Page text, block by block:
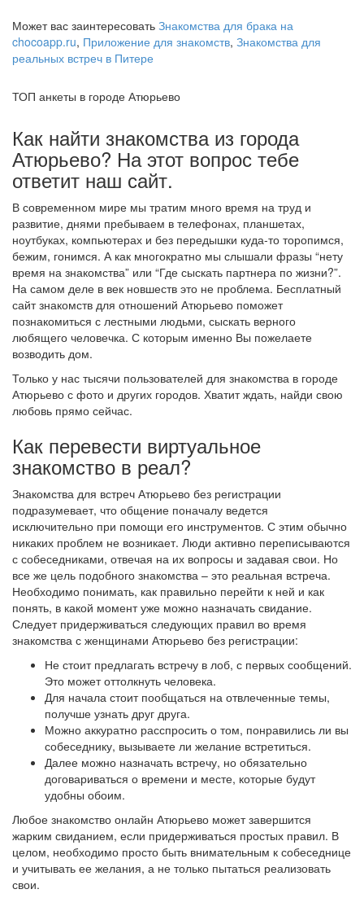
Может вас заинтересовать Знакомства для брака на
chocoapp.ru, Приложение для знакомств, Знакомства для
реальных встреч в Питере
ТОП анкеты в городе Атюрьево
Как найти знакомства из города
Атюрьево? На этот вопрос тебе
ответит наш сайт.
В современном мире мы тратим много время на труд и
развитие, днями пребываем в телефонах, планшетах,
ноутбуках, компьютерах и без передышки куда-то торопимся,
бежим, гонимся. А как многократно мы слышали фразы “нету
время на знакомства” или “Где сыскать партнера по жизни?”.
На самом деле в век новшеств это не проблема. Бесплатный
сайт знакомств для отношений Атюрьево поможет
познакомиться с лестными людьми, сыскать верного
любящего человечка. С которым именно Вы пожелаете
возводить дом.
Только у нас тысячи пользователей для знакомства в городе
Атюрьево с фото и других городов. Хватит ждать, найди свою
любовь прямо сейчас.
Как перевести виртуальное
знакомство в реал?
Знакомства для встреч Атюрьево без регистрации
подразумевает, что общение поначалу ведется
исключительно при помощи его инструментов. С этим обычно
никаких проблем не возникает. Люди активно переписываются
с собеседниками, отвечая на их вопросы и задавая свои. Но
все же цель подобного знакомства – это реальная встреча.
Необходимо понимать, как правильно перейти к ней и как
понять, в какой момент уже можно назначать свидание.
Следует придерживаться следующих правил во время
знакомства с женщинами Атюрьево без регистрации:
Не стоит предлагать встречу в лоб, с первых сообщений.
Это может оттолкнуть человека.
Для начала стоит пообщаться на отвлеченные темы,
получше узнать друг друга.
Можно аккуратно расспросить о том, понравились ли вы
собеседнику, вызываете ли желание встретиться.
Далее можно назначать встречу, но обязательно
договариваться о времени и месте, которые будут
удобны обоим.
Любое знакомство онлайн Атюрьево может завершится
жарким свиданием, если придерживаться простых правил. В
целом, необходимо просто быть внимательным к собеседнице
и учитывать ее желания, а не только пытаться реализовать
свои.